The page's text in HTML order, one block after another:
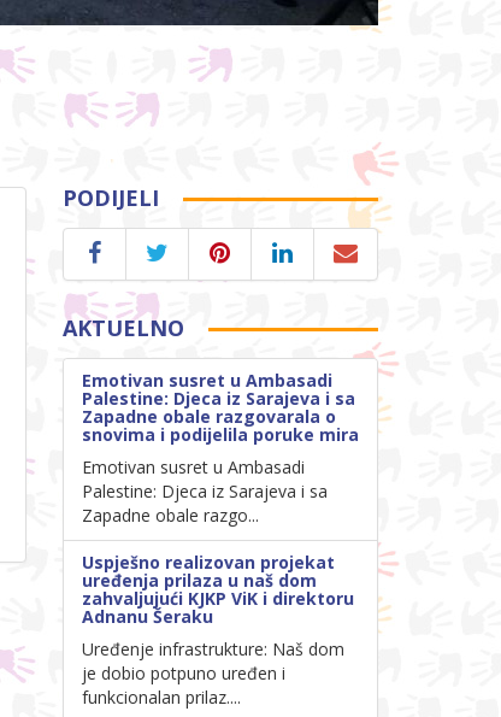
PODIJELI
AKTUELNO
Emotivan susret u Ambasadi
Palestine: Djeca iz Sarajeva i sa
Zapadne obale razgovarala o
snovima i podijelila poruke mira
Emotivan susret u Ambasadi
Palestine: Djeca iz Sarajeva i sa
Zapadne obale razgo...
Uspješno realizovan projekat
uređenja prilaza u naš dom
zahvaljujući KJKP ViK i direktoru
Adnanu Šeraku
Uređenje infrastrukture: Naš dom
je dobio potpuno uređen i
funkcionalan prilaz....